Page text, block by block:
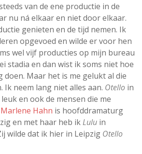
van de ene productie in de
nu ná elkaar en niet door elkaar.
genieten en de tijd nemen. Ik
opgevoed en wilde er voor hen
wel vijf producties op mijn bureau
stadia en dan wist ik soms niet hoe
doen. Maar het is me gelukt al die
Ik neem lang niet alles aan. Otello in
en ook de mensen die me
Marlene Hahn is hoofddramaturg
en met haar heb ikLulu in
wilde dat ik hier in Leipzig Otello